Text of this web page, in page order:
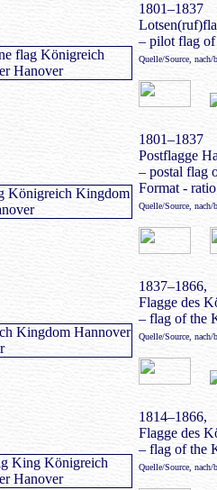
1801–1837
– pilot flag
Quelle/Source,
1801–1837
Postflagge
– postal flag
Format -
Quelle/Source,
1837–1866,
Flagge des
– flag of the
Quelle/Source,
1814–1866,
Flagge des
– flag of the
Quelle/Source,